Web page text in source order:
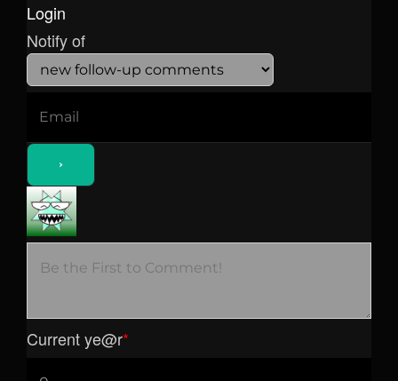
Login
Notify of
Current ye@r*